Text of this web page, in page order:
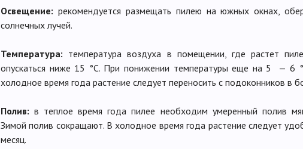
Освещение: рекомендуется размещать пилею на южных окнах,
солнечных лучей.
Температура: температура воздуха в помещении, где растет
опускаться ниже 15 °С. При понижении температуры еще на 5 — 6
холодное время года растение следует переносить с подоконников в
Полив: в теплое время года пилее необходим умеренный полив
Зимой полив сокращают. В холодное время года растение следует
месяц.